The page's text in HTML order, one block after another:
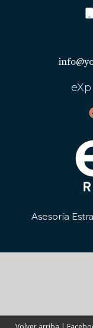
Asesoría